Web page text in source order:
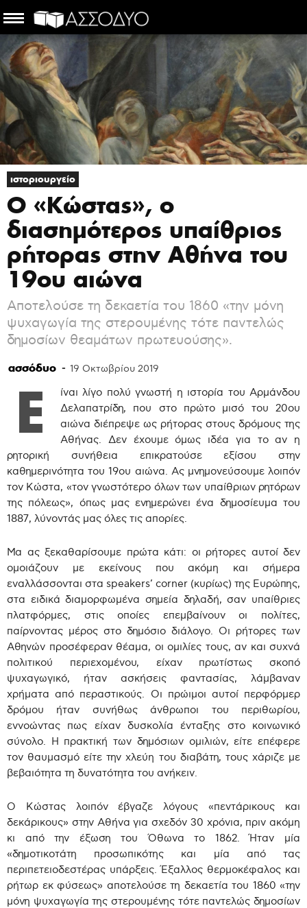
ιστοριουργείο
Ο «Κώστας», ο
διασημότερος υπαίθριος
ρήτορας στην Αθήνα του
19ου αιώνα
Αποτελούσε τη δεκαετία του 1860 «την μόνη
ψυχαγωγία της στερουμένης τότε παντελώς
δημοσίων θεαμάτων πρωτευούσης».
ασσόδυο - 19 Οκτωβρίου 2019
Ε
ίναι λίγο πολύ γνωστή η ιστορία του Αρμάνδου
Δελαπατρίδη, που στο πρώτο μισό του 20ου
αιώνα διέπρεψε ως ρήτορας στους δρόμους της
Αθήνας. Δεν έχουμε όμως ιδέα για το αν η
ρητορική συνήθεια επικρατούσε εξίσου στην
καθημερινότητα του 19ου αιώνα. Ας μνημονεύσουμε λοιπόν
τον Κώστα, «τον γνωστότερο όλων των υπαίθριων ρητόρων
της πόλεως», όπως μας ενημερώνει ένα δημοσίευμα του
1887, λύνοντάς μας όλες τις απορίες.
Μα ας ξεκαθαρίσουμε πρώτα κάτι: οι ρήτορες αυτοί δεν
ομοιάζουν με εκείνους που ακόμη και σήμερα
εναλλάσσονται στα speakers’ corner (κυρίως) της Ευρώπης,
στα ειδικά διαμορφωμένα σημεία δηλαδή, σαν υπαίθριες
πλατφόρμες, στις οποίες επεμβαίνουν οι πολίτες,
παίρνοντας μέρος στο δημόσιο διάλογο. Οι ρήτορες των
Αθηνών προσέφεραν θέαμα, οι ομιλίες τους, αν και συχνά
πολιτικού περιεχομένου, είχαν πρωτίστως σκοπό
ψυχαγωγικό, ήταν ασκήσεις φαντασίας, λάμβαναν
χρήματα από περαστικούς. Οι πρώιμοι αυτοί περφόρμερ
δρόμου ήταν συνήθως άνθρωποι του περιθωρίου,
εννοώντας πως είχαν δυσκολία ένταξης στο κοινωνικό
σύνολο. Η πρακτική των δημόσιων ομιλιών, είτε επέφερε
τον θαυμασμό είτε την χλεύη του διαβάτη, τους χάριζε με
βεβαιότητα τη δυνατότητα του ανήκειν.
Ο Κώστας λοιπόν έβγαζε λόγους «πεντάρικους και
δεκάρικους» στην Αθήνα για σχεδόν 30 χρόνια, πριν ακόμη
κι από την έξωση του Όθωνα το 1862. Ήταν μία
«δημοτικοτάτη προσωπικότης και μία από τας
περιπετειοδεστέρας υπάρξεις. Έξαλλος θερμοκέφαλος και
ρήτωρ εκ φύσεως» αποτελούσε τη δεκαετία του 1860 «την
μόνη ψυχαγωγία της στερουμένης τότε παντελώς δημοσίων